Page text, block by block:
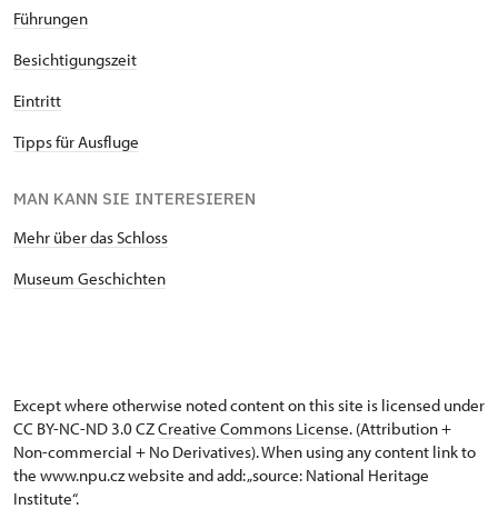
Führungen
Besichtigungszeit
Eintritt
Tipps für Ausfluge
MAN KANN SIE INTERESIEREN
Mehr über das Schloss
Museum Geschichten
Except where otherwise noted content on this site is licensed under
CC BY-NC-ND 3.0 CZCreative Commons License. (Attribution +
Non-commercial + No Derivatives). When using any content link to
the www.npu.cz website and add: „source: National Heritage
Institute“.